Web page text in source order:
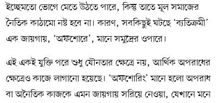
ইচ্ছেমতো ভোগে মেতে উঠতে পারে, কিন্তু তাতে মূল সমাজের
নৈতিক কাঠামো নষ্ট হবে না। কারণ, সবকিছুই ঘটছে ‘ব্যতিক্রমী’
এক জায়গায়, ‘অফশোরে’, মানে সমুদ্রের ওপারে।
এই একই যুক্তি পরে শুধু যৌনতার ক্ষেত্রে নয়, আর্থিক অপরাধের
ক্ষেত্রেও কাজে লাগানো হয়েছে। ‘অফশোরিং’ মানে হলো অপরাধ
বা অনৈতিক কাজকে এমন জায়গায় সরিয়ে নেওয়া, যেখানে মনে